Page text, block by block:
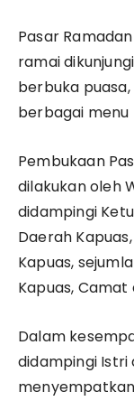
Pasar
ramai
berbuka
berbagai menu
Pembukaan
dilakukan oleh
didampingi
Daerah
Kapuas,
Kapuas, Camat
Dalam
didampingi Istri